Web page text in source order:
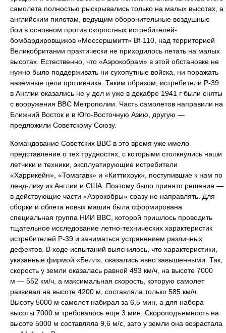
самолета полностью рыскрывались только на малых высотах, а
английским пилотам, ведущим оборонительные воздушные
бои в основном против скоростных истребителей-
бомбардировщиков «Мессершмитт» Вf-110, над территорией
Великобритании практически не приходилось летать на малых
высотах. Естественно, что «Аэрокобрам» в этой обстановке не
нужно было поддерживать ни сухопутные войска, ни поражать
наземные цели противника. Таким образом, истребители Р-39
в Англии оказались не у дел и уже в декабре 1941 г были сняты
с вооружения ВВС Метрополии. Часть самолетов направили на
Ближний Восток и в Юго-Восточную Азию, другую —
предложили Советскому Союзу.
Командование Советских ВВС в это время уже имело
представление о тех трудностях, с которыми столкнулись наши
летчики и техники, эксплуатирующие истребители
«Харрикейн», «Томагавк» и «Киттихоук», поступившие к нам по
ленд-лизу из Англии и США. Поэтому было принято решение —
в действующие части «Аэрокобры» сразу не направлять. Для
сборки и облета новых машин была сформирована
специальная группа НИИ ВВС, которой пришлось проводить
тщательное исследование летно-технических характеристик
истребителей Р-39 и заниматься устранением различных
дефектов. В ходе испытаний выяснилось, что характеристики,
указанные фирмой «Белл», оказались явно завышенными. Так,
скорость у земли оказалась равной 493 км/ч, на высоте 7000
м — 552 км/ч, а максимальная скорость, которую самолет
развивал на высоте 4200 м, составляла только 585 км/ч.
Высоту 5000 м самолет набирал за 6,5 мин, а для набора
высоты 7000 м требовалось еще 3 мин. Скороподъемность на
высоте 5000 м составляла 9,6 м/с, зато у земли она возрастала